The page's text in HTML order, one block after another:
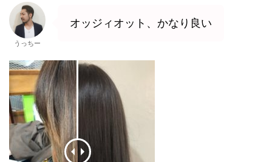
うっちー
オッジィオット、かなり良い